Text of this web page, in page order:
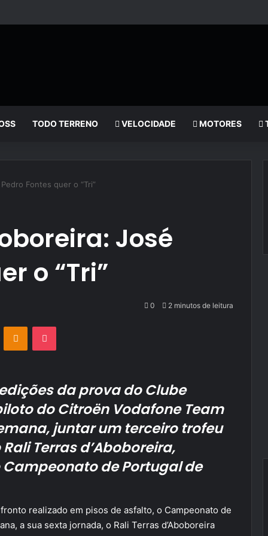
TODO TERRENO VELOCIDADE MOTORES
Fontes quer o “Tri”
José
o “Tri”
0 2 minutos de leitura
Odnoklassniki
Pocket
da prova do Clube
do Citroën Vodafone Team
juntar um terceiro trofeu
Terras d’Aboboreira,
de Portugal de
realizado em pisos de asfalto, o Campeonato de
a sua sexta jornada, o Rali Terras d’Aboboreira